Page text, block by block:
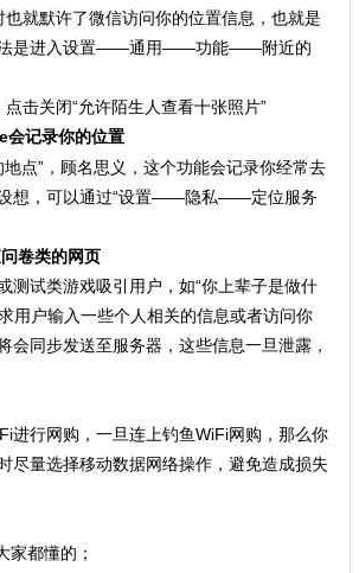
就默许了微信访问你的位置信息，也就是
法是进入设置——通用——功能——附近的
击关闭“允许陌生人查看十张照片”
记录你的位置
点”，顾名思义，这个功能会记录你经常去
设想，可以通过“设置——隐私——定位服务
卷类的网页
测试类游戏吸引用户，如“你上辈子是做什
用户输入一些个人相关的信息或者访问你
同步发送至服务器，这些信息一旦泄露，
进行网购，一旦连上钓鱼WiFi网购，那么你
尽量选择移动数据网络操作，避免造成损失
都懂的；